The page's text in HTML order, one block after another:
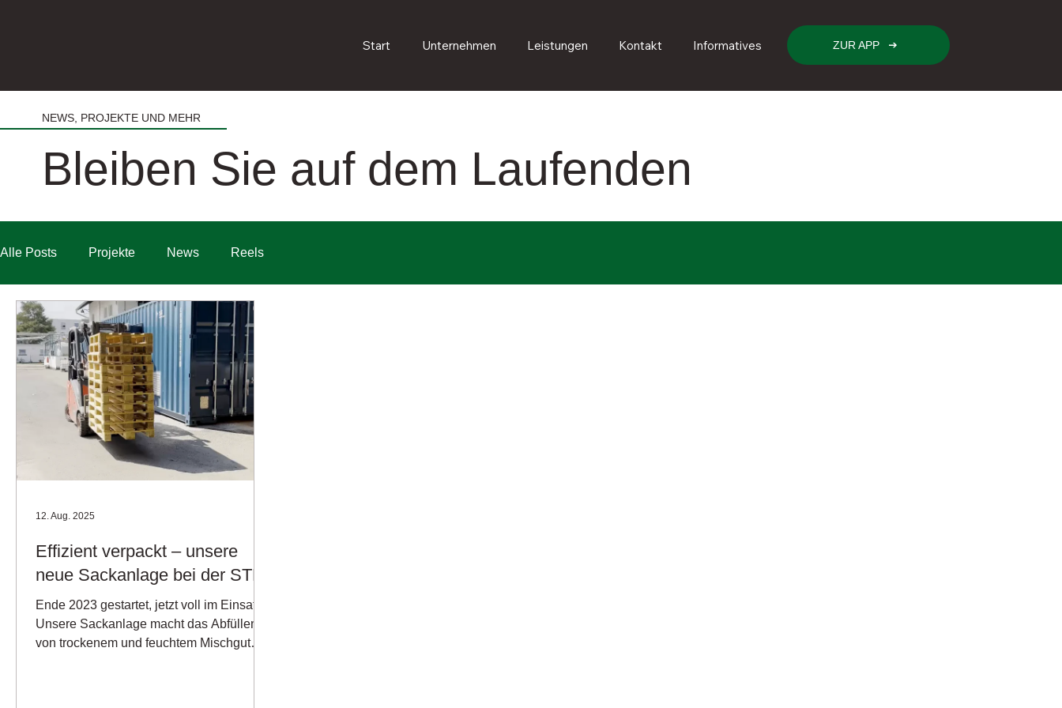
Start Unternehmen Leistungen Kontakt Informatives ZUR APP
NEWS, PROJEKTE UND MEHR
Bleiben Sie auf dem Laufenden
Alle Posts Projekte News Reels
Effizient verpackt – unsere
neue Sackanlage bei der STM!
Ende 2023 gestartet, jetzt voll im Einsatz:
Unsere Sackanlage macht das Abfüllen
von trockenem und feuchtem Mischgut
12. Aug. 2025